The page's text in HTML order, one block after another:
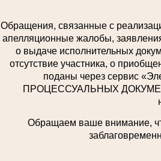
Обращения, связанные с
апелляционные жалобы,
о выдаче исполнительных
отсутствие участника, о
поданы через сервис
ПРОЦЕССУАЛЬНЫХ
Обращаем ваше внимание,